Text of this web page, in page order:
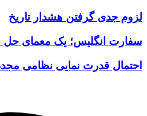
گرفتن هشدار تاریخ
انگلیس؛ یک معمای حل نشده
قدرت نمایی نظامی مجدد